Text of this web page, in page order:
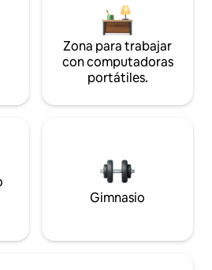
Zona para trabajar
con computadoras
portátiles.
Gimnasio